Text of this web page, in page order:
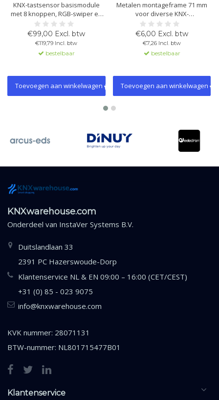
KNX-tastsensor basismodule
met 8 knoppen, RGB-swiper en
geïntegreerde
temperatuurregeling. Geschikt
voor scènes, verlichting,
jaloezieën, logica en KNX Data
Secure. Wippers, afdekramen
afzonderlijk verkrijgbaar.
€99,00 Excl. btw
€119,79 Incl. btw
bestelbaar
Toevoegen aan winkelwagen
Metalen montageframe 71 mm
voor diverse KNX-
wandbedieningen, waaronder
de OL-U-serie. Zorgt voor
stabiele en precieze montage in
2-module inbouwdozen.
€6,00 Excl. btw
€7,26 Incl. btw
bestelbaar
Toevoegen aan winkelwagen
KNXwarehouse.com
Onderdeel van InstaVer Systems B.V.
Duitslandlaan 33
2391 PC Hazerswoude-Dorp
Klantenservice NL & EN 09:00 – 16:00 (CET/CEST)
+31 (0) 85 - 023 9075
info@knxwarehouse.com
KVK nummer: 28071131
BTW-nummer: NL801715477B01
Klantenservice